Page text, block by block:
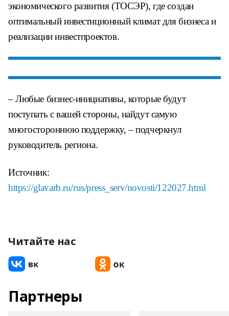
экономического развития (ТОСЭР), где создан
оптимальный инвестиционный климат для бизнеса и
реализации инвестпроектов.
– Любые бизнес-инициативы, которые будут
поступать с вашей стороны, найдут самую
многостороннюю поддержку, – подчеркнул
руководитель региона.
Источник:
https://glavarb.ru/rus/press_serv/novosti/122027.html
Читайте нас
Партнеры